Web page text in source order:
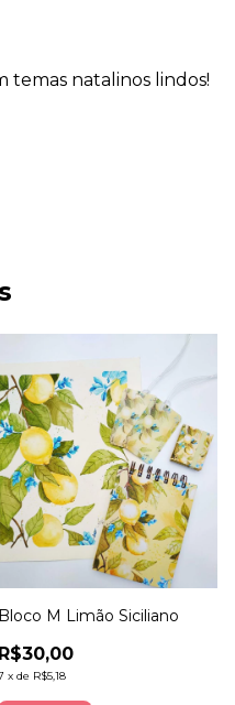
temas natalinos lindos!
Bloco M Limão Siciliano
R$30,00
x de R$5,18